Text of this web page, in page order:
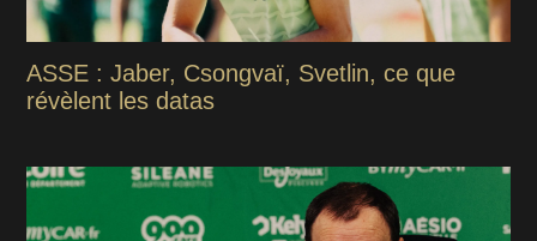
ASSE : Jaber, Csongvaï, Svetlin, ce que
révèlent les datas